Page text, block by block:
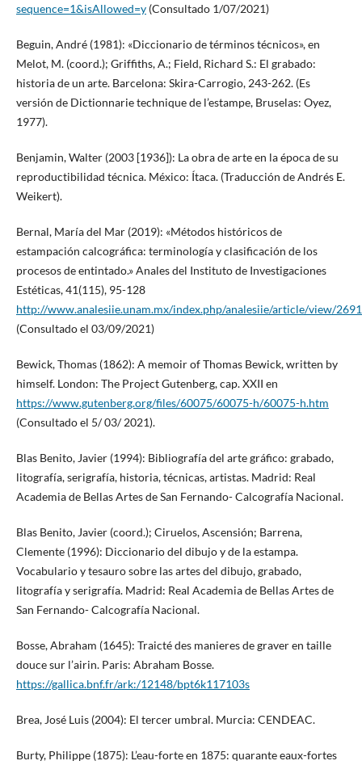
sequence=1&isAllowed=y(Consultado 1/07/2021)
Beguin, André (1981): «Diccionario de términos técnicos», en
Melot, M. (coord.); Griffiths, A.; Field, Richard S.: El grabado:
historia de un arte. Barcelona: Skira-Carrogio, 243-262. (Es
versión de Dictionnarie technique de l’estampe, Bruselas: Oyez,
1977).
Benjamin, Walter (2003 [1936]): La obra de arte en la época de su
reproductibilidad técnica. México: Ítaca. (Traducción de Andrés E.
Weikert).
Bernal, María del Mar (2019): «Métodos históricos de
estampación calcográfica: terminología y clasificación de los
procesos de entintado.» Anales del Instituto de Investigaciones
Estéticas, 41(115), 95-128
http://www.analesiie.unam.mx/index.php/analesiie/article/view/2691
(Consultado el 03/09/2021)
Bewick, Thomas (1862): A memoir of Thomas Bewick, written by
himself. London: The Project Gutenberg, cap. XXII en
https://www.gutenberg.org/files/60075/60075-h/60075-h.htm
(Consultado el 5/ 03/ 2021).
Blas Benito, Javier (1994): Bibliografía del arte gráfico: grabado,
litografía, serigrafía, historia, técnicas, artistas. Madrid: Real
Academia de Bellas Artes de San Fernando- Calcografía Nacional.
Blas Benito, Javier (coord.); Ciruelos, Ascensión; Barrena,
Clemente (1996): Diccionario del dibujo y de la estampa.
Vocabulario y tesauro sobre las artes del dibujo, grabado,
litografía y serigrafía. Madrid: Real Academia de Bellas Artes de
San Fernando- Calcografía Nacional.
Bosse, Abraham (1645): Traicté des manieres de graver en taille
douce sur l’airin. Paris: Abraham Bosse.
https://gallica.bnf.fr/ark:/12148/bpt6k117103s
Brea, José Luis (2004): El tercer umbral. Murcia: CENDEAC.
Burty, Philippe (1875): L’eau-forte en 1875: quarante eaux-fortes